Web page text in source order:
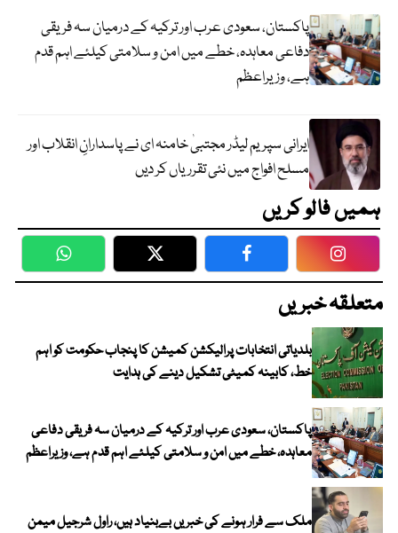
پاکستان، سعودی عرب اور ترکیہ کے درمیان سہ فریقی
دفاعی معاہدہ، خطے میں امن و سلامتی کیلئے اہم قدم
ہے، وزیراعظم
ایرانی سپریم لیڈر مجتبیٰ خامنہ ای نے پاسدارانِ انقلاب اور
مسلح افواج میں نئی تقرریاں کر دیں
ہمیں فالو کریں
WhatsApp Twitter Facebook
متعلقہ خبریں
بلدیاتی انتخابات پرالیکشن کمیشن کا پنجاب حکومت کو اہم
خط، کابینہ کمیٹی تشکیل دینے کی ہدایت
پاکستان، سعودی عرب اور ترکیہ کے درمیان سہ فریقی دفاعی
معاہدہ، خطے میں امن و سلامتی کیلئے اہم قدم ہے، وزیراعظم
ملک سے فرار ہونے کی خبریں بےبنیاد ہیں، راول شرجیل میمن